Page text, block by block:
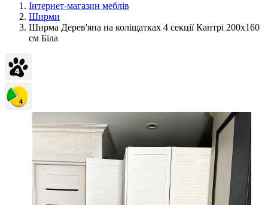
Інтернет-магазин меблів
Ширми
Ширма Дерев'яна на коліщатках 4 секції Кантрі 200х160
см Біла